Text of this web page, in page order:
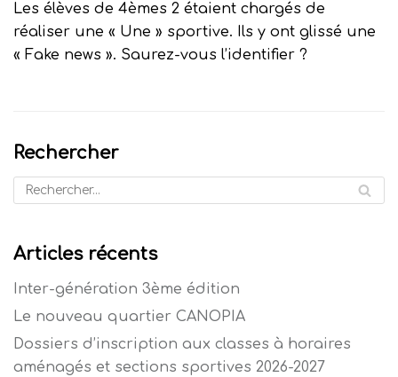
Les élèves de 4èmes 2 étaient chargés de
réaliser une « Une » sportive. Ils y ont glissé une
« Fake news ». Saurez-vous l’identifier ?
Rechercher
Articles récents
Inter-génération 3ème édition
Le nouveau quartier CANOPIA
Dossiers d’inscription aux classes à horaires
aménagés et sections sportives 2026-2027